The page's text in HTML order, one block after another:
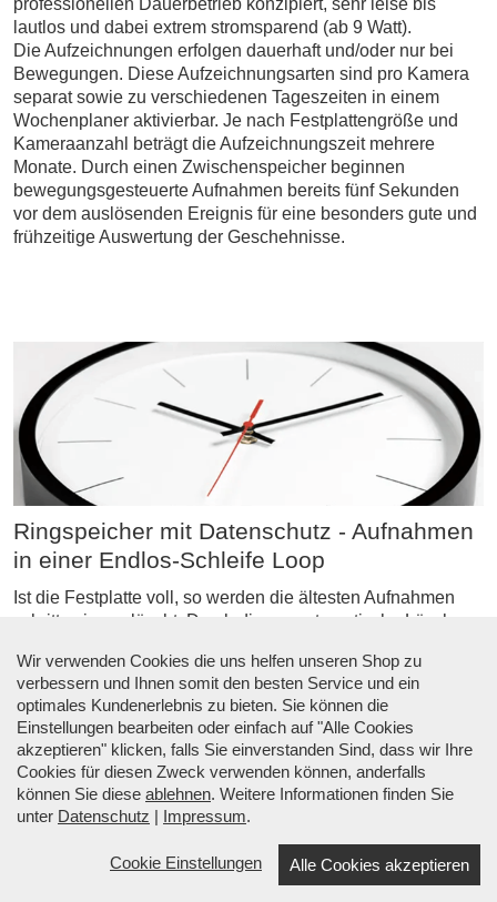
lautlos und dabei extrem stromsparend (ab 9 Watt).
Die Aufzeichnungen erfolgen dauerhaft und/oder nur bei
Bewegungen. Diese Aufzeichnungsarten sind pro Kamera
separat sowie zu verschiedenen Tageszeiten in einem
Wochenplaner aktivierbar. Je nach Festplattengröße und
Kameraanzahl beträgt die Aufzeichnungszeit mehrere
Monate. Durch einen Zwischenspeicher beginnen
bewegungsgesteuerte Aufnahmen bereits fünf Sekunden
vor dem auslösenden Ereignis für eine besonders gute und
frühzeitige Auswertung der Geschehnisse.
Ringspeicher mit Datenschutz - Aufnahmen
in einer Endlos-Schleife Loop
Ist die Festplatte voll, so werden die ältesten Aufnahmen
schrittweise gelöscht. Durch dieses automatische Löschen
Bilder geschaffen. Es handelt sich um einen sog.
„Ringspeicher“.
Darüber hinaus kann pro Kamera aus Datenschutzgründen
die Anzahl der gespeicherten Tage begrenzt werden, z. B.
auf die in Deutschland üblichen drei Tage.
Wir verwenden Cookies die uns helfen unseren Shop zu
verbessern und Ihnen somit den besten Service und ein
optimales Kundenerlebnis zu bieten. Sie können die
Einstellungen bearbeiten oder einfach auf "Alle Cookies
akzeptieren" klicken, falls Sie einverstanden Sind, dass wir Ihre
Cookies für diesen Zweck verwenden können, anderfalls
können Sie diese ablehnen. Weitere Informationen finden Sie
unter Datenschutz | Impressum.
Cookie Einstellungen Alle Cookies akzeptieren